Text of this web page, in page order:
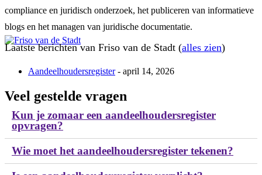
compliance en juridisch onderzoek, het publiceren van informatieve
blogs en het managen van juridische documentatie.
Laatste berichten van Friso van de Stadt (alles zien)
Aandeelhoudersregister- april 14, 2026
Veel gestelde vragen
Kun je zomaar een aandeelhoudersregister
opvragen?
Wie moet het aandeelhoudersregister tekenen?